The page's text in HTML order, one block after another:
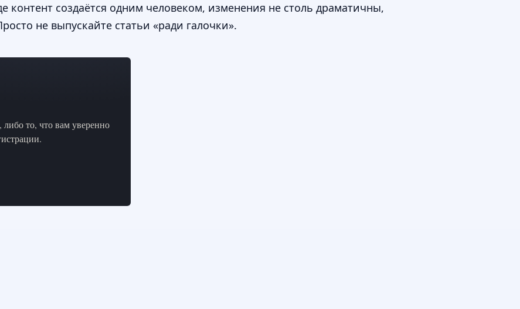
контент создаётся одним человеком, изменения не столь драматичны,
не выпускайте статьи «ради галочки».
то, что вам уверенно